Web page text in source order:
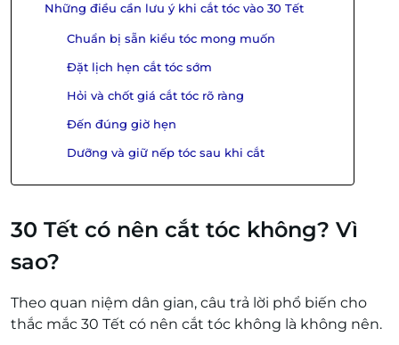
Những điều cần lưu ý khi cắt tóc vào 30 Tết
Chuẩn bị sẵn kiểu tóc mong muốn
Đặt lịch hẹn cắt tóc sớm
Hỏi và chốt giá cắt tóc rõ ràng
Đến đúng giờ hẹn
Dưỡng và giữ nếp tóc sau khi cắt
30 Tết có nên cắt tóc không? Vì
sao?
Theo quan niệm dân gian, câu trả lời phổ biến cho
thắc mắc 30 Tết có nên cắt tóc không là không nên.